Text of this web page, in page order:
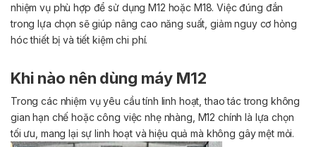
nhiệm vụ phù hợp để sử dụng M12 hoặc M18. Việc đúng đắn
trong lựa chọn sẽ giúp nâng cao năng suất, giảm nguy cơ hỏng
hóc thiết bị và tiết kiệm chi phí.
Khi nào nên dùng máy M12
Trong các nhiệm vụ yêu cầu tính linh hoạt, thao tác trong không
gian hạn chế hoặc công việc nhẹ nhàng, M12 chính là lựa chọn
tối ưu, mang lại sự linh hoạt và hiệu quả mà không gây mệt mỏi.